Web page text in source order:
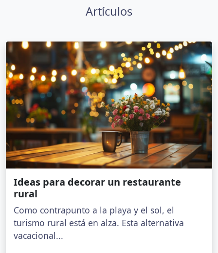
Artículos
Ideas para decorar un restaurante
rural
Como contrapunto a la playa y el sol, el
turismo rural está en alza. Esta alternativa
vacacional...